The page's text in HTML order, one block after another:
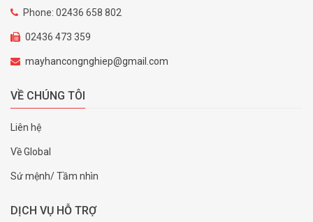
Phone: 02436 658 802
02436 473 359
mayhancongnghiep@gmail.com
VỀ CHÚNG TÔI
Liên hệ
Về Global
Sứ mệnh/ Tầm nhìn
DỊCH VỤ HỖ TRỢ